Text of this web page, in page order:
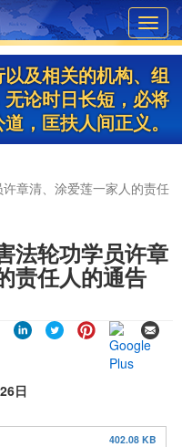
及相关的机构、组
论时日长短，必将
，匡扶人间正义。
章清、涂爱莲一家人的责任
法轮功学员许章
责任人的通告
日
402.08 KB